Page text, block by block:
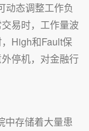
动态调整工作负
易时，工作量波
High和Fault保
停机，对金融行
中存储着大量患